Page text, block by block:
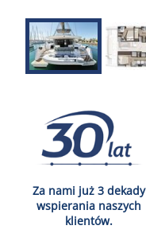
Za nami już 3 dekady
wspierania naszych
klientów.